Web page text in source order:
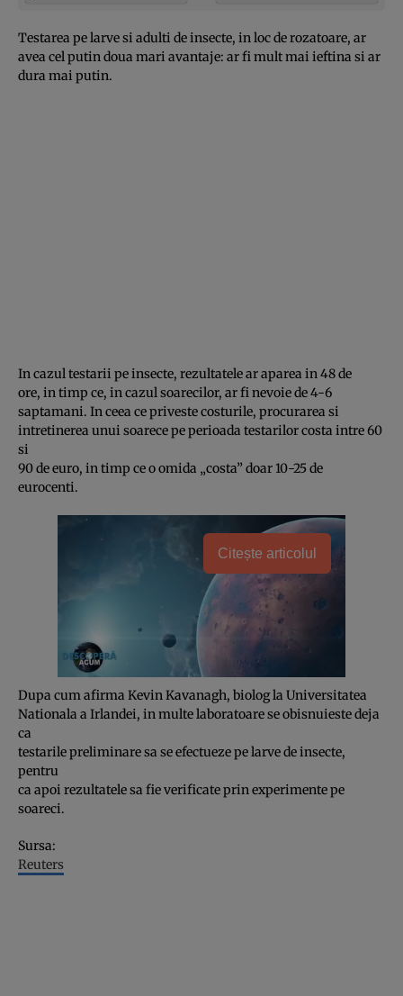
Testarea pe larve si adulti de insecte, in loc de rozatoare, ar
avea cel putin doua mari avantaje: ar fi mult mai ieftina si ar
dura mai putin.
In cazul testarii pe insecte, rezultatele ar aparea in 48 de
ore, in timp ce, in cazul soarecilor, ar fi nevoie de 4-6
saptamani. In ceea ce priveste costurile, procurarea si
intretinerea unui soarece pe perioada testarilor costa intre 60
si
90 de euro, in timp ce o omida „costa” doar 10-25 de
eurocenti.
Citește articolul
Dupa cum afirma Kevin Kavanagh, biolog la Universitatea
Nationala a Irlandei, in multe laboratoare se obisnuieste deja
ca
testarile preliminare sa se efectueze pe larve de insecte,
pentru
ca apoi rezultatele sa fie verificate prin experimente pe
soareci.
Sursa:
Reuters